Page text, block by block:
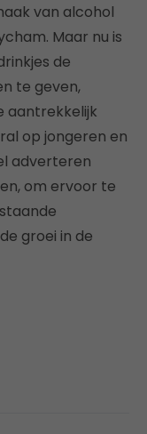
van alcohol
Maar nu is
de
te geven,
aantrekkelijk
op jongeren en
adverteren
om ervoor te
groei in de